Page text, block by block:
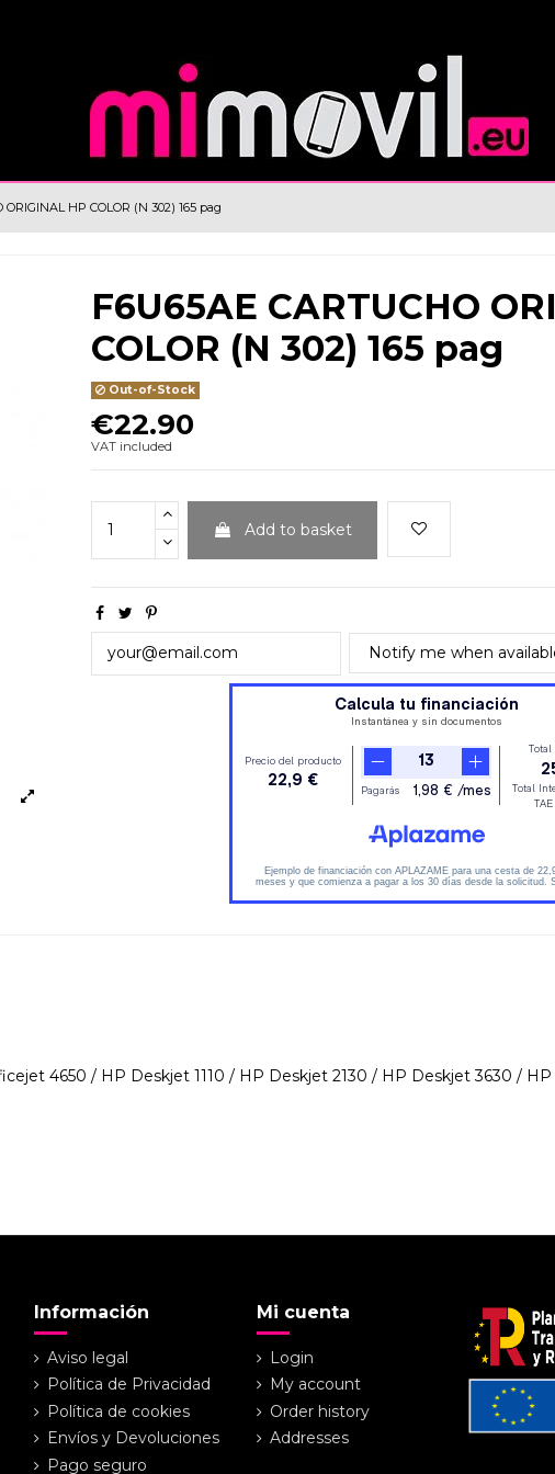
ORIGINAL HP COLOR (N 302) 165 pag
F6U65AE CARTUCHO
COLOR (N 302) 165 pag
Out-of-Stock
€22.90
VAT included
Add to basket
Notify me when
4650 / HP Deskjet 1110 / HP Deskjet 2130 / HP Deskjet 3630 / HP
Información
Aviso legal
Política de Privacidad
Política de cookies
Envíos y Devoluciones
Pago seguro
Mi cuenta
Login
My account
Order history
Addresses